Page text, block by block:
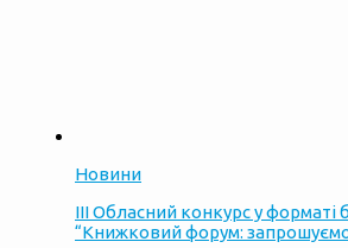
Новини
ІІІ Обласний конкурс у
“Книжковий форум: запрошуємо